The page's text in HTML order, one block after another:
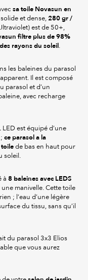
satoile Novasun en
et dense, 280 gr /
est de 50+,
filtre plus de 98%
rayons du soleil.
les baleines du parasol
Il est composé
parasol et d’un
avec recharge
est équipé d’une
ce parasol a la
de bas en haut pour
soleil.
à 8 baleines avec LEDS
manivelle. Cette toile
; l’eau d’une légère
du tissu, sans qu’il
du parasol 3x3 Elios
que vous aurez